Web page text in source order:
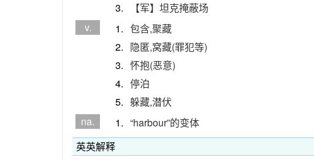
3.
【军】坦克掩蔽场
v.
1. 包含,聚藏
2. 隐匿,窝藏(罪犯等)
3. 怀抱(恶意)
4. 停泊
5. 躲藏,潜伏
na.
1. “harbour”的变体
英英解释